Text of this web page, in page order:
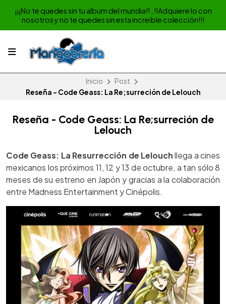
¡¡¡No te quedes sin tu album del mundia!! , !!Adquiere lo con
nosotros y no te quedes sin esta increible colección!!!
Inicio
Post
Reseña - Code Geass: La Re;surreción de Lelouch
Reseña - Code Geass: La Re;surreción de
Lelouch
Code Geass: La Resurrección de Lelouchllega a cines
mexicanos los próximos 11, 12 y 13 de octubre, a tan sólo 8
meses de su estreno en Japón y gracias a la colaboración
entre Madness Entertainment y Cinépolis.